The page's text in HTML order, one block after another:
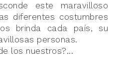
este maravilloso
diferentes costumbres
brinda cada país, su
personas.
los nuestros?...